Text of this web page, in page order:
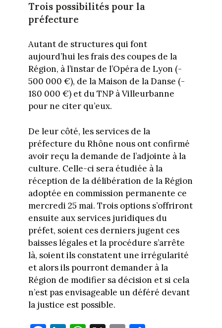
Trois possibilités pour la
préfecture
Autant de structures qui font
aujourd’hui les frais des coupes de la
Région, à l’instar de l’Opéra de Lyon (-
500 000 €), de la Maison de la Danse (-
180 000 €) et du TNP à Villeurbanne
pour ne citer qu’eux.
De leur côté, les services de la
préfecture du Rhône nous ont confirmé
avoir reçu la demande de l’adjointe à la
culture. Celle-ci sera étudiée à la
réception de la délibération de la Région
adoptée en commission permanente ce
mercredi 25 mai. Trois options s’offriront
ensuite aux services juridiques du
préfet, soient ces derniers jugent ces
baisses légales et la procédure s’arrête
là, soient ils constatent une irrégularité
et alors ils pourront demander à la
Région de modifier sa décision et si cela
n’est pas envisageable un déféré devant
la justice est possible.